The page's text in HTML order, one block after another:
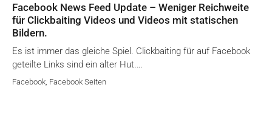
Facebook News Feed Update – Weniger Reichweite
für Clickbaiting Videos und Videos mit statischen
Bildern.
Es ist immer das gleiche Spiel. Clickbaiting für auf Facebook
geteilte Links sind ein alter Hut.…
Facebook Facebook Seiten